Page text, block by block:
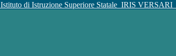
Istituto di Istruzione Superiore Statale IRIS VERSARI